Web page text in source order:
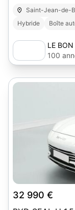
Saint-Jean-de-
Hybride
Boîte
LE
100
32 990 €